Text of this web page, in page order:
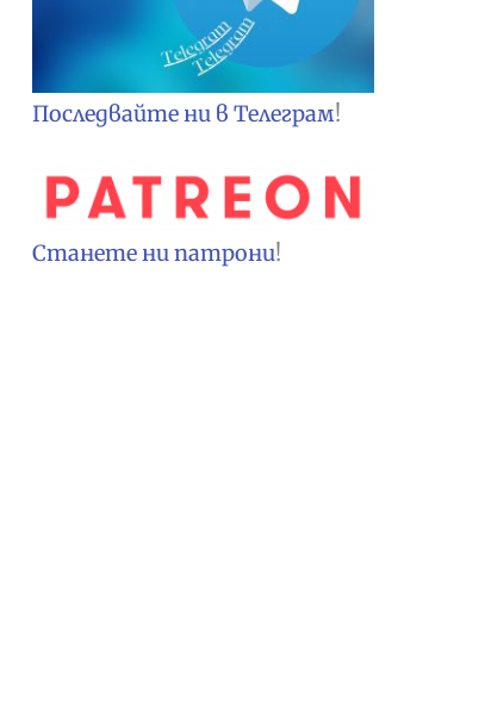
Последвайте ни в Телеграм!
Станете ни патрони!